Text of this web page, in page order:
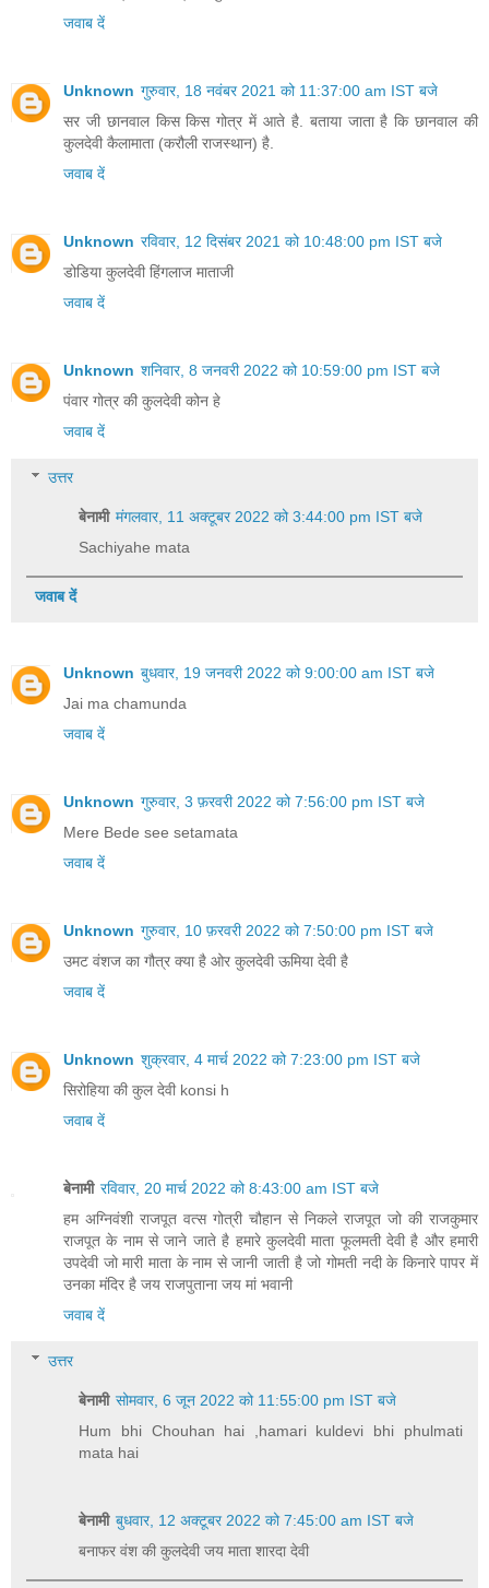
जवाब दें
Unknown गुरुवार, 18 नवंबर 2021 को 11:37:00 am IST बजे
सर जी छानवाल किस किस गोत्र में आते है. बताया जाता है कि छानवाल की
कुलदेवी कैलामाता (करौली राजस्थान) है.
जवाब दें
Unknown रविवार, 12 दिसंबर 2021 को 10:48:00 pm IST बजे
डोडिया कुलदेवी हिंगलाज माताजी
जवाब दें
Unknown शनिवार, 8 जनवरी 2022 को 10:59:00 pm IST बजे
पंवार गोत्र की कुलदेवी कोन हे
जवाब दें
उत्तर
बेनामी मंगलवार, 11 अक्टूबर 2022 को 3:44:00 pm IST बजे
Sachiyahe mata
जवाब दें
Unknown बुधवार, 19 जनवरी 2022 को 9:00:00 am IST बजे
Jai ma chamunda
जवाब दें
Unknown गुरुवार, 3 फ़रवरी 2022 को 7:56:00 pm IST बजे
Mere Bede see setamata
जवाब दें
Unknown गुरुवार, 10 फ़रवरी 2022 को 7:50:00 pm IST बजे
उमट वंशज का गौत्र क्या है ओर कुलदेवी ऊमिया देवी है
जवाब दें
Unknown शुक्रवार, 4 मार्च 2022 को 7:23:00 pm IST बजे
सिरोहिया की कुल देवी konsi h
जवाब दें
बेनामी रविवार, 20 मार्च 2022 को 8:43:00 am IST बजे
हम अग्निवंशी राजपूत वत्स गोत्री चौहान से निकले राजपूत जो की राजकुमार
राजपूत के नाम से जाने जाते है हमारे कुलदेवी माता फूलमती देवी है और हमारी
उपदेवी जो मारी माता के नाम से जानी जाती है जो गोमती नदी के किनारे पापर में
उनका मंदिर है जय राजपुताना जय मां भवानी
जवाब दें
उत्तर
बेनामी सोमवार, 6 जून 2022 को 11:55:00 pm IST बजे
Hum bhi Chouhan hai ,hamari kuldevi bhi phulmati
mata hai
बेनामी बुधवार, 12 अक्टूबर 2022 को 7:45:00 am IST बजे
बनाफर वंश की कुलदेवी जय माता शारदा देवी